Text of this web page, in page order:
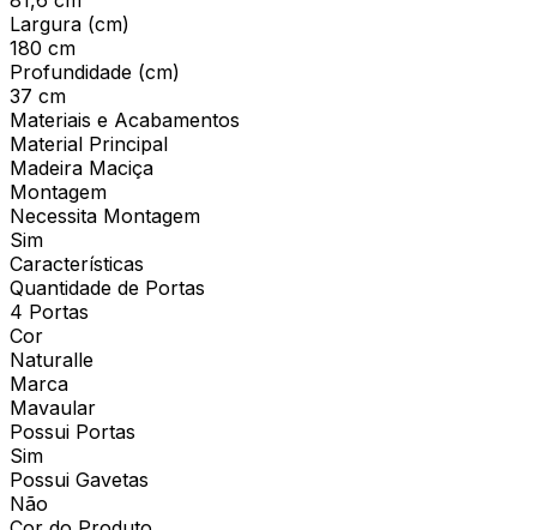
Largura (cm)
180 cm
Profundidade (cm)
37 cm
Materiais e Acabamentos
Material Principal
Madeira Maciça
Montagem
Necessita Montagem
Sim
Características
Quantidade de Portas
4 Portas
Cor
Naturalle
Marca
Mavaular
Possui Portas
Sim
Possui Gavetas
Não